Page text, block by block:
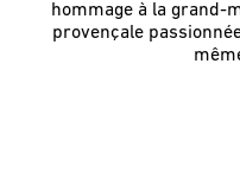
hommage à la grand-
provençale